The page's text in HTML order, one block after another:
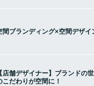
間ブランディング×空間デザイ
【店舗デザイナー】ブランドの
こだわりが空間に！